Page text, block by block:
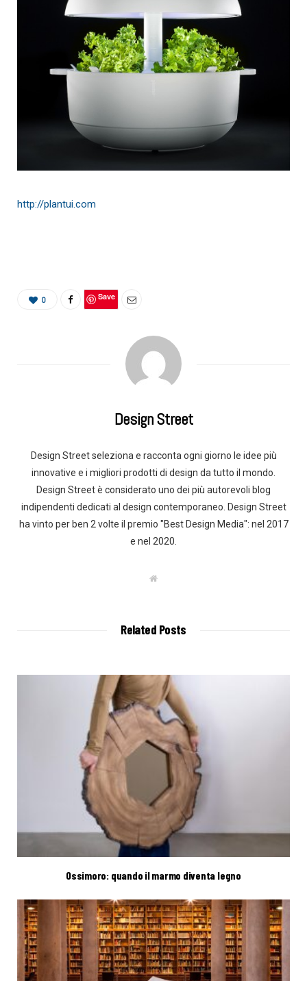
http://plantui.com
0 Save
Design Street
Design Street seleziona e racconta ogni giorno le idee più
innovative e i migliori prodotti di design da tutto il mondo.
Design Street è considerato uno dei più autorevoli blog
indipendenti dedicati al design contemporaneo. Design Street
ha vinto per ben 2 volte il premio "Best Design Media": nel 2017
e nel 2020.
W
Related Posts
Ossimoro: quando il marmo diventa legno